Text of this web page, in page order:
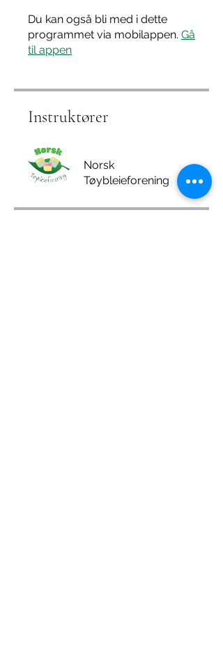
Du kan også bli med i dette
programmet via mobilappen. Gå
til appen
Instruktører
Norsk
Tøybleieforening